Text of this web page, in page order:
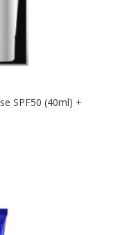
SPF50 (40ml) +